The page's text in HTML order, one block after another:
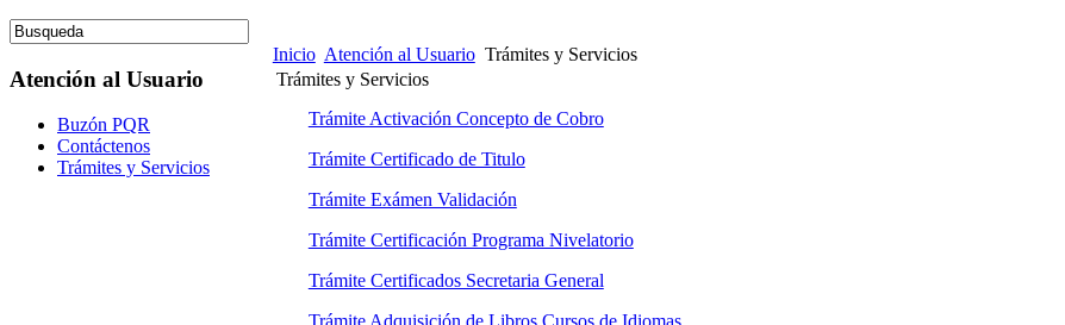
Atención al Usuario
Buzón PQR
Contáctenos
Trámites y Servicios
Inicio Atención al Usuario Trámites y Servicios
Trámites y Servicios
Trámite Activación Concepto de Cobro
Trámite Certificado de Titulo
Trámite Exámen Validación
Trámite Certificación Programa Nivelatorio
Trámite Certificados Secretaria General
Trámite Adquisición de Libros Cursos de Idiomas